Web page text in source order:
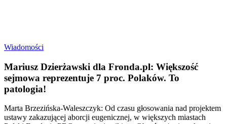
Wiadomości
Mariusz Dzierżawski dla Fronda.pl: Większość
sejmowa reprezentuje 7 proc. Polaków. To
patologia!
Marta Brzezińska-Waleszczyk: Od czasu głosowania nad projektem
ustawy zakazującej aborcji eugenicznej, w większych miastach